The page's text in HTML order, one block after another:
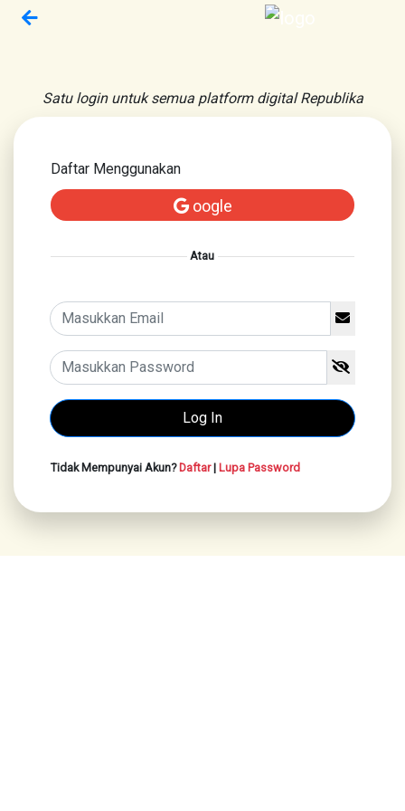
Satu login untuk semua platform digital Republika
Daftar Menggunakan
oogle
Atau
Tidak Mempunyai Akun?Daftar| Lupa Password